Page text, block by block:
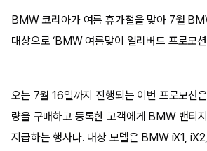
BMW 코리아가 여름 휴가철을 맞아 7월
대상으로 ‘BMW 여름맞이 얼리버드 프로모
오는 7월 16일까지 진행되는 이번 프로모션
량을 구매하고 등록한 고객에게 BMW 밴티
지급하는 행사다. 대상 모델은 BMW iX1,